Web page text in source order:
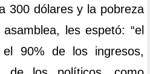
300 dólares y la pobreza
les espetó: “el
90% de los ingresos,